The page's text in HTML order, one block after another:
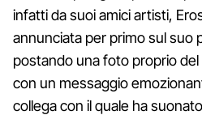
infatti da suoi amici artisti,
annunciata per primo sul suo
postando una foto proprio
con un messaggio
collega con il quale ha